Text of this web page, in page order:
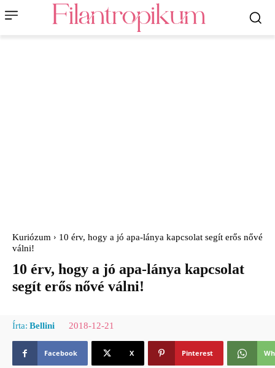
Kuriózum
10 érv, hogy a jó apa-lánya kapcsolat segít erős nővé
válni!
10 érv, hogy a jó apa-lánya kapcsolat
segít erős nővé válni!
Írta: Bellini 2018-12-21
Facebook X Pinterest